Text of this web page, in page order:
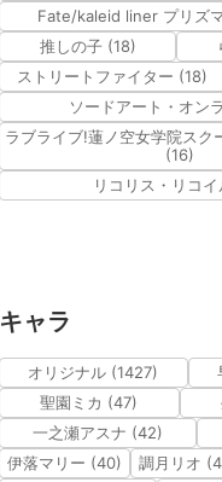
Fate/kaleid liner プリズ
推しの子 (18)
ストリートファイター (18)
ソードアート・オン
ラブライブ!蓮ノ空女学院スク
(16)
リコリス・リコ
キャラ
オリジナル (1427)
聖園ミカ (47)
一之瀬アスナ (42)
伊落マリー (40)
調月リオ